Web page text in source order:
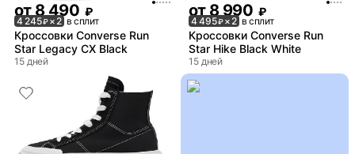
от8 490 ₽
4 245₽× 2 в сплит
Кроссовки Converse Run
Star Legacy CX Black
15 дней
от8 990 ₽
4 495₽× 2 в сплит
Кроссовки Converse Run
Star Hike Black White
15 дней